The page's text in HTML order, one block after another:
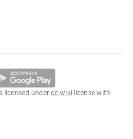
licensed undercc-wiki license with